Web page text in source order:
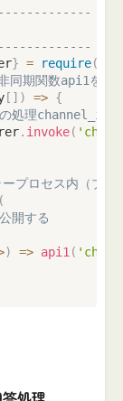
} = require(
同期関数api1を定
[ ] ) => {
の処理
. invoke(
ロセス内（ブラ
(
開する
) => api1(